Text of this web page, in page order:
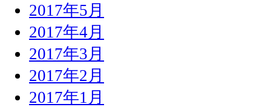
2017年5月
2017年4月
2017年3月
2017年2月
2017年1月